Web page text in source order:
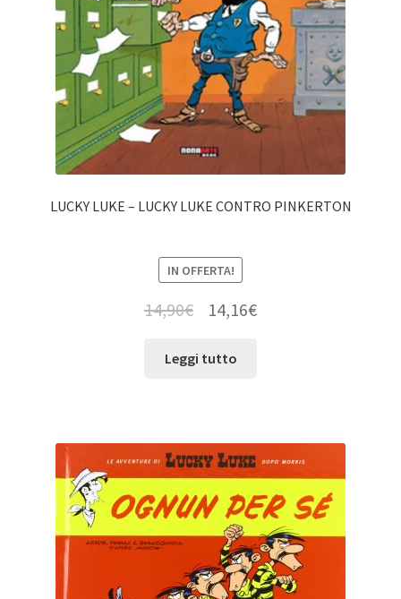
LUCKY LUKE – LUCKY LUKE CONTRO PINKERTON
IN OFFERTA!
14,90€ 14,16€
Leggi tutto